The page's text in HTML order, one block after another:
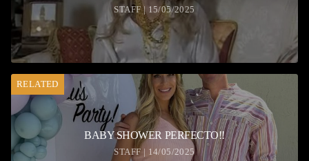
STAFF | 15/05/2025
RELATED
BABY SHOWER PERFECTO!!
STAFF | 14/05/2025